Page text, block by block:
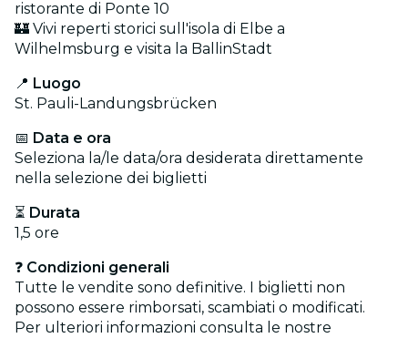
ristorante di Ponte 10
🏰 Vivi reperti storici sull'isola di Elbe a
Wilhelmsburg e visita la BallinStadt
📍 Luogo
St. Pauli-Landungsbrücken
📅 Data e ora
Seleziona la/le data/ora desiderata direttamente
nella selezione dei biglietti
⏳ Durata
1,5 ore
❓ Condizioni generali
Tutte le vendite sono definitive. I biglietti non
possono essere rimborsati, scambiati o modificati.
Per ulteriori informazioni consulta le nostre